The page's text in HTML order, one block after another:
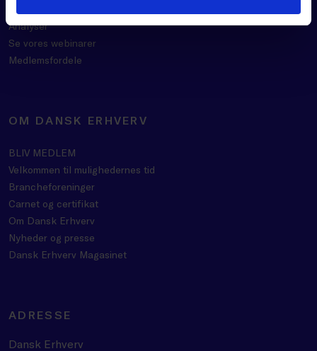
Analyser
Se vores webinarer
Medlemsfordele
OM DANSK ERHVERV
BLIV MEDLEM
Velkommen til mulighedernes tid
Brancheforeninger
Carnet og certifikat
Om Dansk Erhverv
Nyheder og presse
Dansk Erhverv Magasinet
ADRESSE
Dansk Erhverv